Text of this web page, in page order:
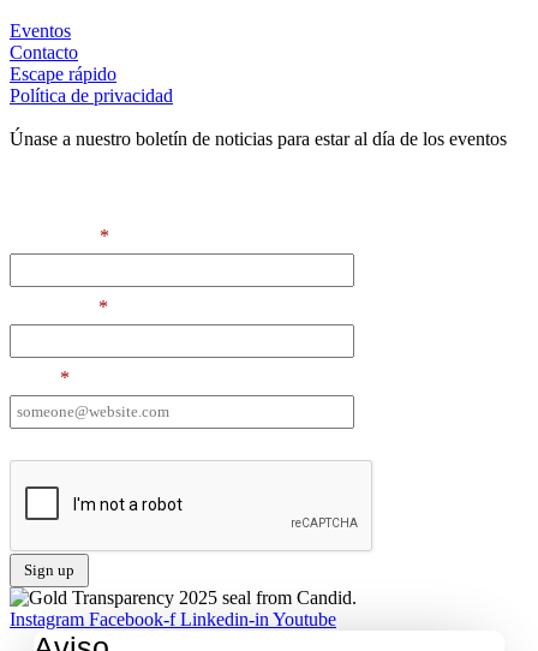
Eventos
Contacto
Escape rápido
Política de privacidad
Únase a nuestro boletín de noticias para estar al día de los eventos
*
*
*
Instagram Facebook-f Linkedin-in Youtube